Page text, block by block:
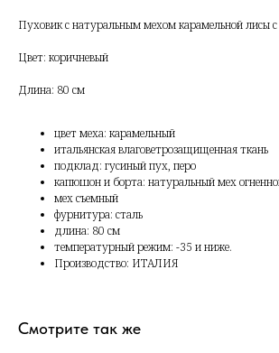
Пуховик с натуральным мехом карамельной лисы
Цвет: коричневый
Длина: 80 см
цвет меха: карамельный
итальянская влаговетрозащищенная ткань
подклад: гусиный пух, перо
капюшон и борта: натуральный мех
мех съемный
фурнитура: сталь
длина: 80 см
температурный режим: -35 и ниже.
Производство: ИТАЛИЯ
Смотрите так же